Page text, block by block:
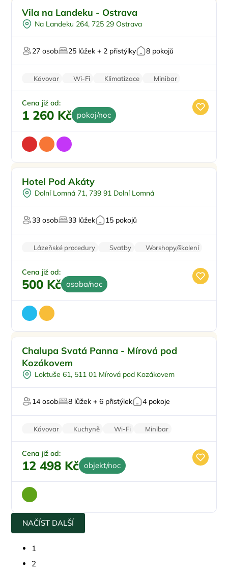
Koupací sud
Vířivka
Wellness procedury
Vila na Landeku - Ostrava
Na Landeku 264, 725 29 Ostrava
27 osob 25 lůžek + 2 přistýlky 8 pokojů
Kávovar Wi-Fi Klimatizace
Minibar
Zatemňující žaluzie
Cena již od:
1 260 Kč pokoj/noc
Masáže
Wellness procedury
Recepce
Hotel Pod Akáty
Dolní Lomná 71, 739 91 Dolní Lomná
33 osob 33 lůžek 15 pokojů
Lázeňské procedury Svatby
Worshopy/školení
Firemní akce/teambuilding
Zvířata povolena
Cena již od:
500 Kč osoba/noc
Venkovní bazén
Vířivka
Wellness procedury
U lesa
Chalupa Svatá Panna - Mírová pod
Kozákovem
Loktuše 61, 511 01 Mírová pod Kozákovem
14 osob 8 lůžek + 6 přistýlek 4 pokoje
Kávovar Kuchyně Wi-Fi
Minibar
Pračka
Cena již od:
12 498 Kč objekt/noc
NAČÍST DALŠÍ
1
2